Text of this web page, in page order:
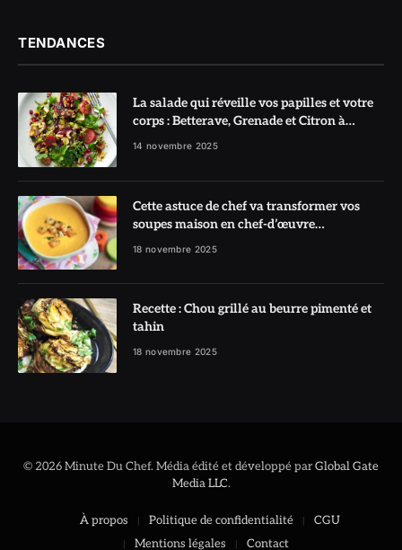
TENDANCES
La salade qui réveille vos papilles et votre
corps : Betterave, Grenade et Citron à
l’honneur
14 novembre 2025
Cette astuce de chef va transformer vos
soupes maison en chef-d’œuvre
réconfortant
18 novembre 2025
Recette : Chou grillé au beurre pimenté et
tahin
18 novembre 2025
© 2026 Minute Du Chef. Média édité et développé parGlobal Gate
Media LLC.
À propos Politique de confidentialité
CGU
Mentions légales
Contact